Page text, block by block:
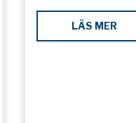
LÄS MER